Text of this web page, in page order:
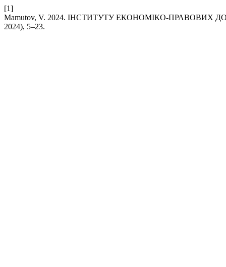
[1]
Mamutov, V. 2024. ІНСТИТУТУ ЕКОНОМІКО-ПРАВОВИХ
2024), 5–23.